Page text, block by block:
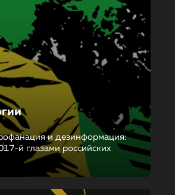
и дезинформация:
й глазами российских